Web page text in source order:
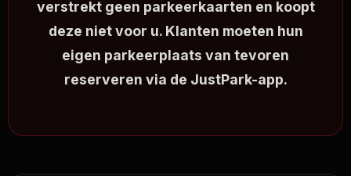
verstrekt geen parkeerkaarten en koopt
deze niet voor u. Klanten moeten hun
eigen parkeerplaats van tevoren
reserveren via de JustPark-app.